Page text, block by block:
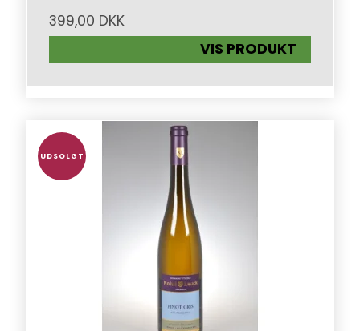
399,00 DKK
VIS PRODUKT
UDSOLGT